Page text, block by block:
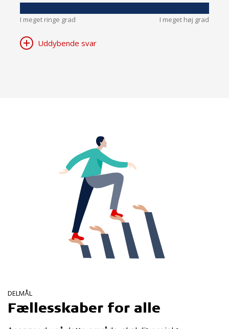
I meget ringe grad I meget høj grad
Uddybende svar
DELMÅL
Fællesskaber for alle